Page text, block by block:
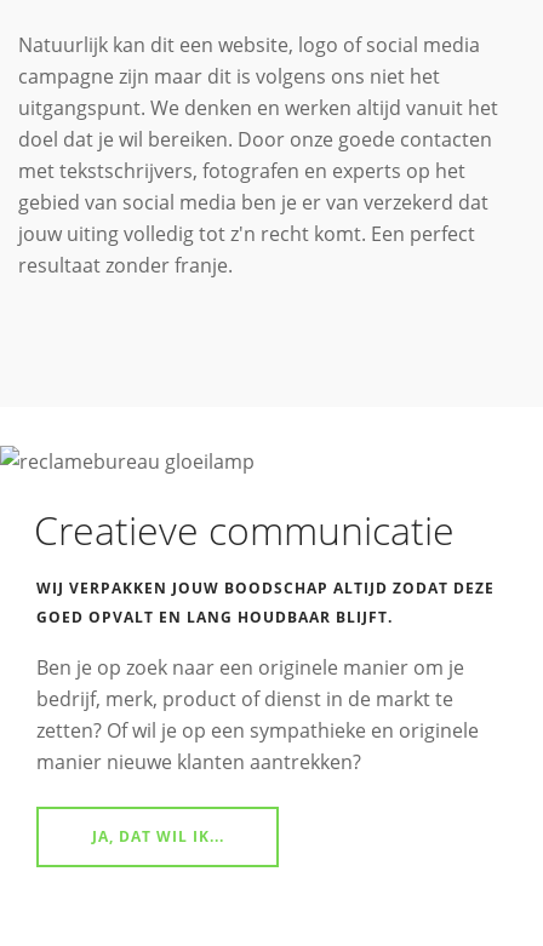
Natuurlijk kan dit een website, logo of social media
campagne zijn maar dit is volgens ons niet het
uitgangspunt. We denken en werken altijd vanuit het
doel dat je wil bereiken. Door onze goede contacten
met tekstschrijvers, fotografen en experts op het
gebied van social media ben je er van verzekerd dat
jouw uiting volledig tot z'n recht komt. Een perfect
resultaat zonder franje.
Creatieve communicatie
WIJ VERPAKKEN JOUW BOODSCHAP ALTIJD ZODAT DEZE
GOED OPVALT EN LANG HOUDBAAR BLIJFT.
Ben je op zoek naar een originele manier om je
bedrijf, merk, product of dienst in de markt te
zetten? Of wil je op een sympathieke en originele
manier nieuwe klanten aantrekken?
JA, DAT WIL IK...